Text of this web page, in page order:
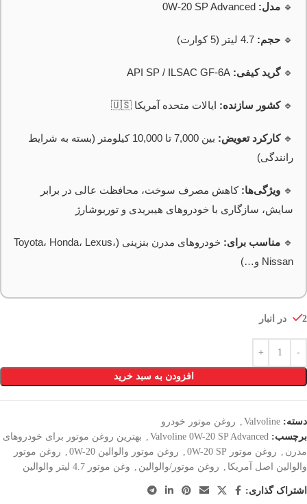
🔹 مدل:
🔹 حجم:
🔹گرید کیفی:
🔹کشور سازنده: ایالات متحده آمریکا 🇺🇸
🔹کارکرد تعویض:
بین 7,000 تا 10,000 کیلومتر (بسته به شرایط
رانندگی)
🔹 ویژگی‌ها: کاهش مصرف سوخت، محافظت عالی در برابر
سایش، سازگاری با خودروهای هیبریدی و توربوشارژ
🔹 مناسب برای:
خودروهای مدرن بنزینی (Toyota، Honda، Lexus،
Nissan و…)
2 در انبار
افزودن به سبد خرید
دسته: Valvoline
, روغن موتور خودرو
برچسب: Valvoline 0W-20 SP Advanced
, بهترین روغن موتور برای خودروهای
مدرن , روغن موتور 0W-20 SP , روغن موتور والوالین 0W-20 , روغن موتور
والوالین اصل آمریکا , روغن موتور/والوالین , وغن موتور 4.7 لیتر والوالین
اشتراک گذاری: